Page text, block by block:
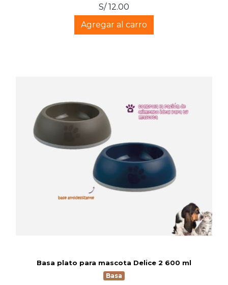
S/ 12.00
Agregar al carro
Basa plato para mascota Delice 2 600 ml
Basa